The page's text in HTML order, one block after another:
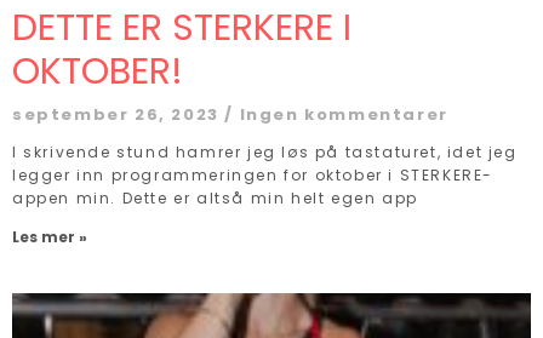
DETTE ER STERKERE I
OKTOBER!
september 26, 2023 Ingen kommentarer
I skrivende stund hamrer jeg løs på tastaturet, idet jeg
legger inn programmeringen for oktober i STERKERE-
appen min. Dette er altså min helt egen app
Les mer »